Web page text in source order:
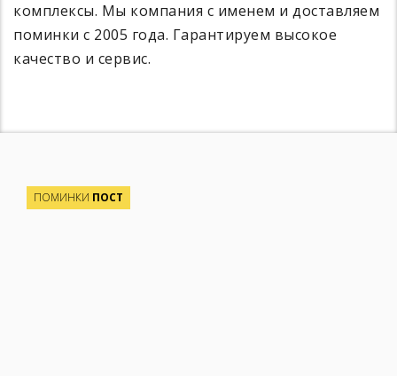
комплексы. Мы компания с именем и доставляем
поминки с 2005 года. Гарантируем высокое
качество и сервис.
ПОМИНКИ ПОСТ